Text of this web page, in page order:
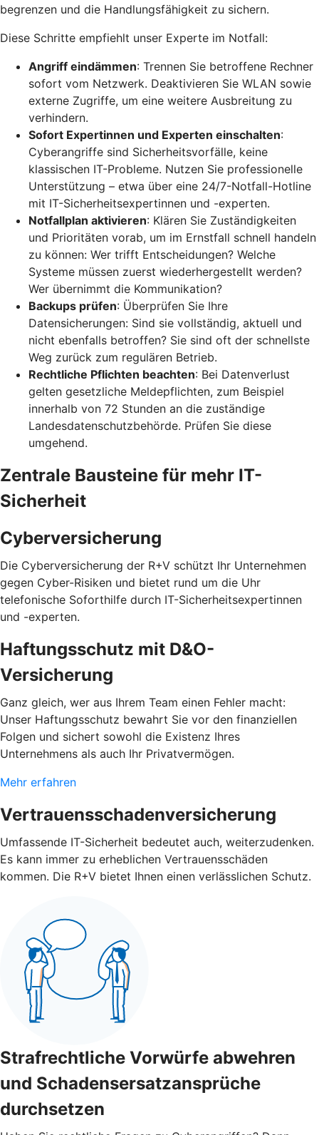
begrenzen und die Handlungsfähigkeit zu sichern.
Diese Schritte empfiehlt unser Experte im Notfall:
Angriff eindämmen: Trennen Sie betroffene Rechner
sofort vom Netzwerk. Deaktivieren Sie WLAN sowie
externe Zugriffe, um eine weitere Ausbreitung zu
verhindern.
Sofort Expertinnen und Experten einschalten:
Cyberangriffe sind Sicherheitsvorfälle, keine
klassischen IT-Probleme. Nutzen Sie professionelle
Unterstützung – etwa über eine 24/7-Notfall-Hotline
mit IT-Sicherheitsexpertinnen und -experten.
Notfallplan aktivieren: Klären Sie Zuständigkeiten
und Prioritäten vorab, um im Ernstfall schnell handeln
zu können: Wer trifft Entscheidungen? Welche
Systeme müssen zuerst wiederhergestellt werden?
Wer übernimmt die Kommunikation?
Backups prüfen: Überprüfen Sie Ihre
Datensicherungen: Sind sie vollständig, aktuell und
nicht ebenfalls betroffen? Sie sind oft der schnellste
Weg zurück zum regulären Betrieb.
Rechtliche Pflichten beachten: Bei Datenverlust
gelten gesetzliche Meldepflichten, zum Beispiel
innerhalb von 72 Stunden an die zuständige
Landesdatenschutzbehörde. Prüfen Sie diese
umgehend.
Zentrale Bausteine für mehr IT-
Sicherheit
Cyberversicherung
Die Cyberversicherung der R+V schützt Ihr Unternehmen
gegen Cyber-Risiken und bietet rund um die Uhr
telefonische Soforthilfe durch IT-Sicherheitsexpertinnen
und -experten.
Haftungsschutz mit D&O-
Versicherung
Ganz gleich, wer aus Ihrem Team einen Fehler macht:
Unser Haftungsschutz bewahrt Sie vor den finanziellen
Folgen und sichert sowohl die Existenz Ihres
Unternehmens als auch Ihr Privatvermögen.
Mehr erfahren
Vertrauensschadenversicherung
Umfassende IT-Sicherheit bedeutet auch, weiterzudenken.
Es kann immer zu erheblichen Vertrauensschäden
kommen. Die R+V bietet Ihnen einen verlässlichen Schutz.
Strafrechtliche Vorwürfe abwehren
und Schadensersatzansprüche
durchsetzen